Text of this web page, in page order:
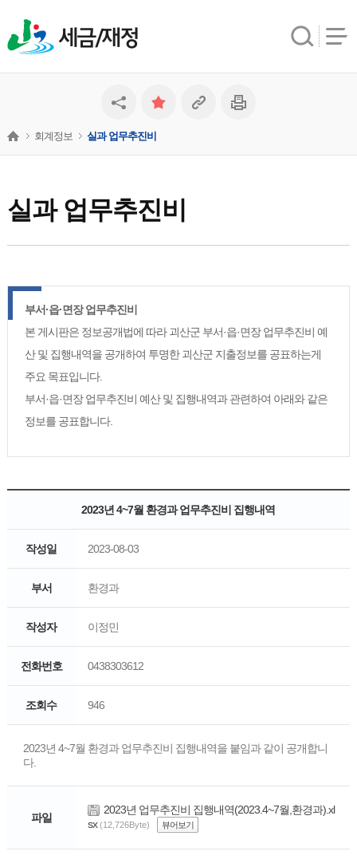
세금/재정
실과 업무추진비
회계정보 실과 업무추진비
부서·읍·면장 업무추진비
본 게시판은 정보공개법에 따라 괴산군 부서·읍·면장 업무추진비 예
산 및 집행내역을 공개하여 투명한 괴산군 지출정보를 공표하는게
주요 목표입니다.
부서·읍·면장 업무추진비 예산 및 집행내역과 관련하여 아래와 같은
정보를 공표합니다.
2023년 4~7월 환경과 업무추진비 집행내역
작성일 2023-08-03
부서 환경과
작성자 이정민
전화번호 0438303612
조회수 946
2023년 4~7월 환경과 업무추진비 집행내역을 붙임과 같이 공개합니
다.
파일
2023년 업무추진비 집행내역(2023.4~7월,환경과).xl
sx (12,726Byte) 뷰어보기